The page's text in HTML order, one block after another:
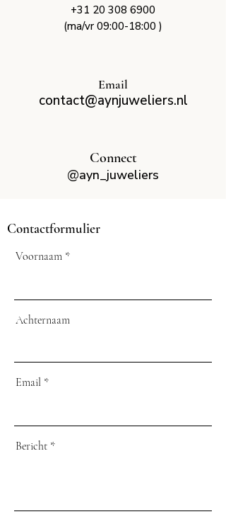
+31 20 308 6900
(ma/vr 09:00-18:00 )
Email
contact@aynjuweliers.nl
Connect
@ayn_juweliers
Contactformulier
Voornaam
Achternaam
Email
Bericht